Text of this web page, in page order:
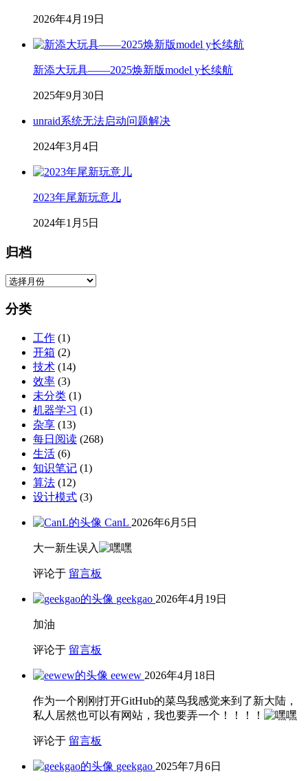
2026年4月19日
新添大玩具——2025焕新版model y长续航
2025年9月30日
unraid系统无法启动问题解决
2024年3月4日
2023年尾新玩意儿
2024年1月5日
归档
归
分类
工作 (1)
开箱 (2)
技术 (14)
效率 (3)
未分类 (1)
机器学习 (1)
杂享 (13)
每日阅读 (268)
生活 (6)
知识笔记 (1)
算法 (12)
设计模式 (3)
CanL 2026年6月5日
大一新生误入
评论于 留言板
geekgao 2026年4月19日
加油
评论于 留言板
eewew 2026年4月18日
作为一个刚刚打开GitHub的菜鸟我感觉来到了新大陆，
私人居然也可以有网站，我也要弄一个！！！！
评论于 留言板
geekgao 2025年7月6日